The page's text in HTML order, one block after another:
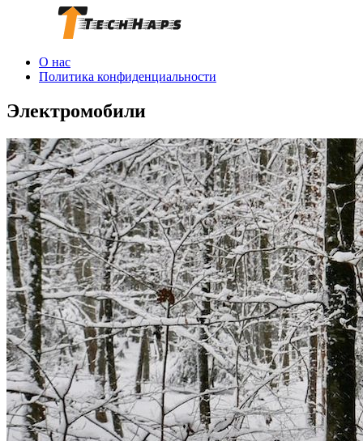
О нас
Политика конфиденциальности
Электромобили